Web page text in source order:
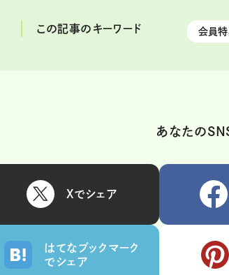
この記事のキーワード 会員
あなたの
Xでシェア
はてなブックマーク
でシェア